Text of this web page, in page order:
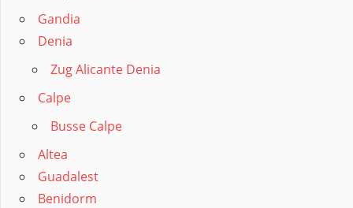
Gandia
Denia
Zug Alicante Denia
Calpe
Busse Calpe
Altea
Guadalest
Benidorm